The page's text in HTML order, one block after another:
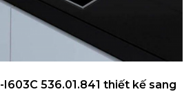
536.01.841 thiết kế sang